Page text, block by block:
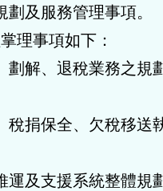
服務管理事項。
事項如下：
、退稅業務之規
保全、欠稅移送
支援系統整體規